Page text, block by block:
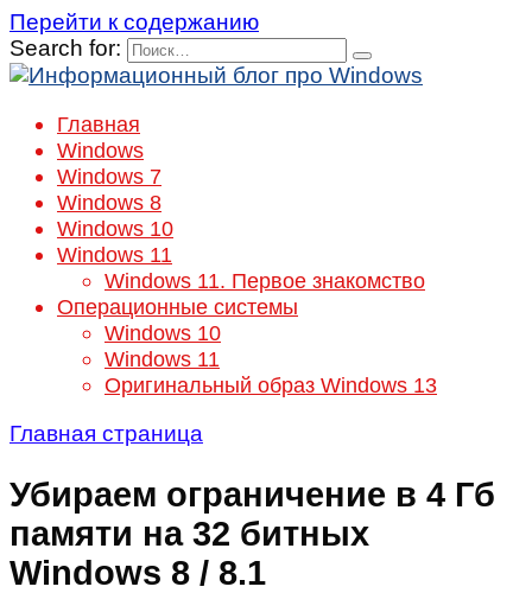
Перейти к содержанию
Search for:
Главная
Windows
Windows 7
Windows 8
Windows 10
Windows 11
Windows 11. Первое знакомство
Операционные системы
Windows 10
Windows 11
Оригинальный образ Windows 13
Главная страница
Убираем ограничение в 4 Гб
памяти на 32 битных
Windows 8 / 8.1